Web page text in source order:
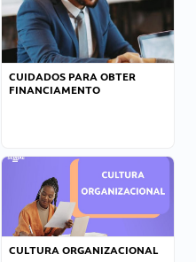
CUIDADOS PARA OBTER
FINANCIAMENTO
CULTURA ORGANIZACIONAL